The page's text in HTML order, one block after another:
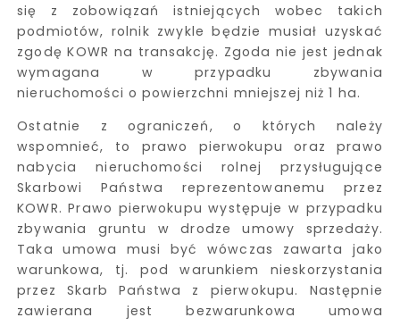
się z zobowiązań istniejących wobec takich
podmiotów, rolnik zwykle będzie musiał uzyskać
zgodę KOWR na transakcję. Zgoda nie jest jednak
wymagana w przypadku zbywania
nieruchomości o powierzchni mniejszej niż 1 ha.
Ostatnie z ograniczeń, o których należy
wspomnieć, to prawo pierwokupu oraz prawo
nabycia nieruchomości rolnej przysługujące
Skarbowi Państwa reprezentowanemu przez
KOWR. Prawo pierwokupu występuje w przypadku
zbywania gruntu w drodze umowy sprzedaży.
Taka umowa musi być wówczas zawarta jako
warunkowa, tj. pod warunkiem nieskorzystania
przez Skarb Państwa z pierwokupu. Następnie
zawierana jest bezwarunkowa umowa